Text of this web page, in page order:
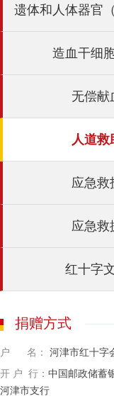
遗体和人体器官
造血干细
无偿献
人道救
应急救
应急救
红十字
捐赠方式
户 名：
河津市红十字
开 户 行： 中国邮政储蓄
河津市支行